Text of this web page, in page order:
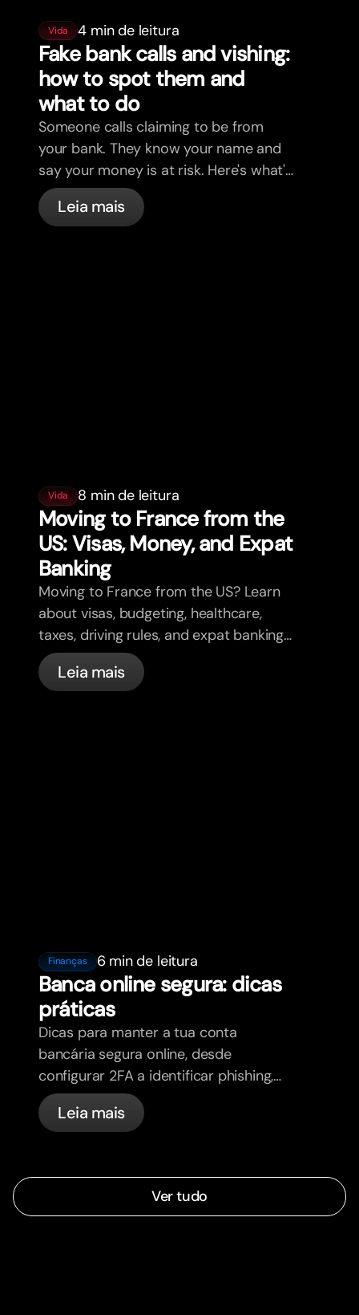
Vida 4 min de leitura
Fake bank calls and vishing:
how to spot them and
what to do
Someone calls claiming to be from
your bank. They know your name and
say your money is at risk. Here's what's
actually happening, and what to do.
Leia mais
Vida 8 min de leitura
Moving to France from the
US: Visas, Money, and Expat
Banking
Moving to France from the US? Learn
about visas, budgeting, healthcare,
taxes, driving rules, and expat banking
in France with bunq.
Leia mais
Finanças 6 min de leitura
Banca online segura: dicas
práticas
Dicas para manter a tua conta
bancária segura online, desde
configurar 2FA a identificar phishing,
controlar os teus cartões e saber o
que a bunq trata automaticamente.
Leia mais
Ver tudo